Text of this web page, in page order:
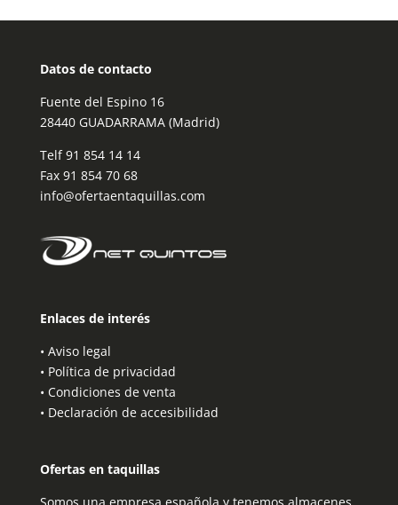
Datos de contacto
Fuente del Espino 16
28440 GUADARRAMA (Madrid)
Telf91 854 14 14
Fax 91 854 70 68
info@ofertaentaquillas.com
Enlaces de interés
• Aviso legal
• Política de privacidad
• Condiciones de venta
• Declaración de accesibilidad
Ofertas en taquillas